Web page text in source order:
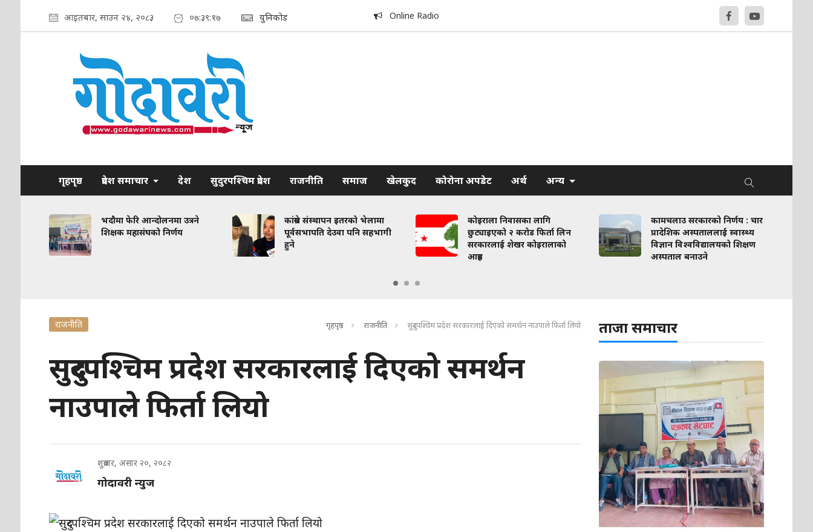
आइतबार, साउन २४, २०८३ ०७:३९:१८ युनिकोड Online Radio
गृहपृष्ठ प्रदेश समाचार देश सुदुरपश्चिम प्रदेश राजनीति समाज खेलकुद कोरोना अपडेट अर्थ अन्य
भदौमा फेरि आन्दोलनमा उत्रने
शिक्षक महासंघको निर्णय
कांग्रेस संस्थापन इतरको भेलामा
पूर्वसभापति देउवा पनि सहभागी
हुने
कोइराला निवासका लागि
छुट्याइएको २ करोड फिर्ता लिन
सरकारलाई शेखर कोइरालाको
आग्रह
कामचलाउ सरकारको निर्णय : चार
प्रादेशिक अस्पताललाई स्वास्थ्य
विज्ञान विश्वविद्यालयको शिक्षण
अस्पताल बनाउने
राजनीति गृहपृष्ठ राजनीति सुदुरपश्चिम प्रदेश सरकारलाई दिएको समर्थन नाउपाले फिर्ता लियो
सुदुरपश्चिम प्रदेश सरकारलाई दिएको समर्थन
नाउपाले फिर्ता लियो
शुक्रबार, असार २०, २०८२
गोदावरी न्युज
ताजा समाचार